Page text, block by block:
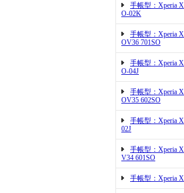
手帳型：Xperia
O-02K
手帳型：Xperia
OV36 701SO
手帳型：Xperia
O-04J
手帳型：Xperia
OV35 602SO
手帳型：Xperia
02J
手帳型：Xperia
V34 601SO
手帳型：Xperia X